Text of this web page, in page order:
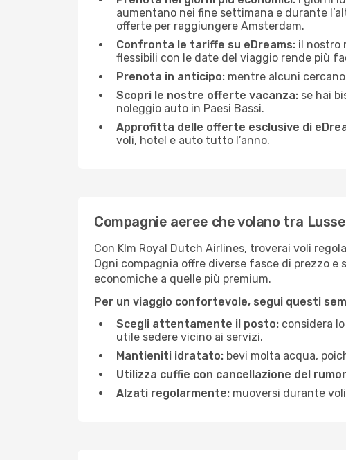
aumentano nei fine settimana e durante
offerte per raggiungere Amsterdam.
Confronta le tariffe su eDreams: il nostro
flessibili con le date del viaggio rende più
Prenota in anticipo: mentre alcuni
Scopri le nostre offerte vacanza: se hai
noleggio auto in Paesi Bassi.
Approfitta delle offerte esclusive di
voli, hotel e auto tutto l’anno.
Compagnie aeree che volano tra
Con Klm Royal Dutch Airlines, troverai voli
Ogni compagnia offre diverse fasce di prezzo
economiche a quelle più premium.
Per un viaggio confortevole, segui questi
Scegli attentamente il posto: considera
utile sedere vicino ai servizi.
Mantieniti idratato: bevi molta acqua,
Utilizza cuffie con cancellazione del
Alzati regolarmente: muoversi durante